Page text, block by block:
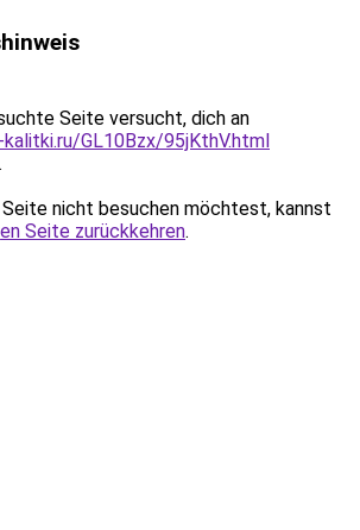
Seite versucht, dich an
GL10Bzx/95jKthV.html
Seite nicht besuchen möchtest, kannst
Seite zurückkehren.